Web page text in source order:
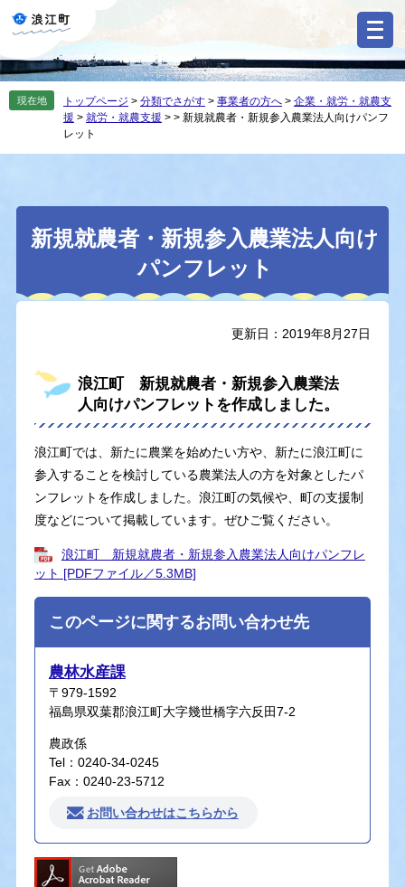
の
先
ー
を
現在地 トップページ > 分類でさがす > 事業者の方へ > 企業・就労・就農支
援 > 就労・就農支援 > > 新規就農者・新規参入農業法人向けパンフ
レット
本
新規就農者・新規参入農業法人向け
パンフレット
更新日：2019年8月27日
浪江町 新規就農者・新規参入農業法
人向けパンフレットを作成しました。
浪江町では、新たに農業を始めたい方や、新たに浪江町に
参入することを検討している農業法人の方を対象としたパ
ンフレットを作成しました。浪江町の気候や、町の支援制
度などについて掲載しています。ぜひご覧ください。
浪江町 新規就農者・新規参入農業法人向けパンフレ
ット [PDFファイル／5.3MB]
このページに関するお問い合わせ先
農林水産課
〒979-1592
福島県双葉郡浪江町大字幾世橋字六反田7-2
農政係
Tel：0240-34-0245
Fax：0240-23-5712
お問い合わせはこちらから